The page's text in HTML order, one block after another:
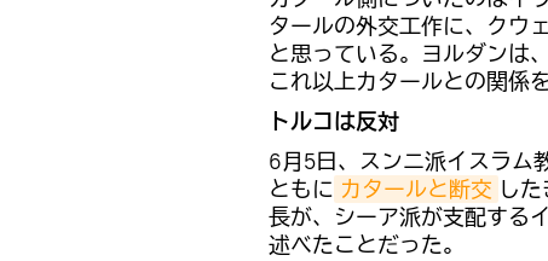
タールの外交工作に、クウ
と思っている。ヨルダンは
これ以上カタールとの関係
トルコは反対
6月5日、スンニ派イスラム
ともに カタールと断交 し
長が、シーア派が支配する
述べたことだった。